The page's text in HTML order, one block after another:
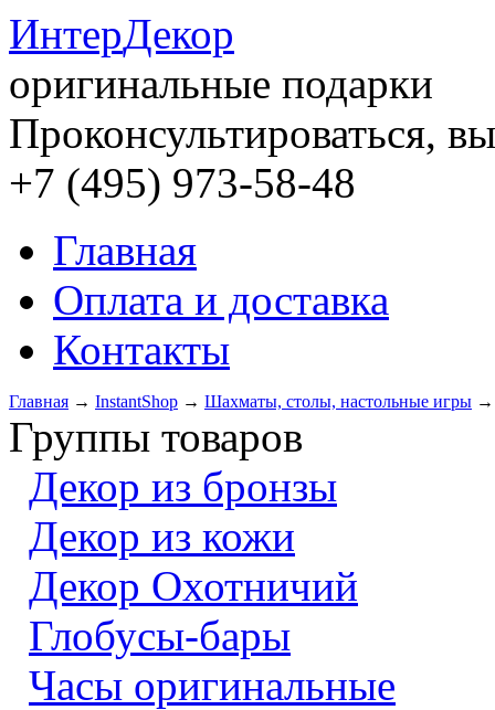
ИнтерДекор
оригинальные подарки
Проконсультироваться,
+7 (495) 973-58-48
Главная
Оплата и доставка
Контакты
Главная → InstantShop → Шахматы, столы, настольные игры
Группы товаров
Декор из бронзы
Декор из кожи
Декор Охотничий
Глобусы-бары
Часы оригинальные